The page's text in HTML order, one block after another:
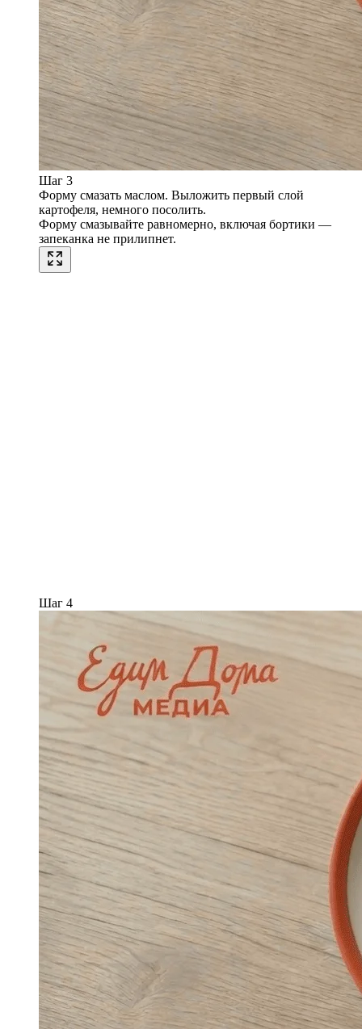
Шаг 3
Форму смазать маслом. Выложить первый слой
картофеля, немного посолить.
Форму смазывайте равномерно, включая бортики —
запеканка не прилипнет.
Шаг 4